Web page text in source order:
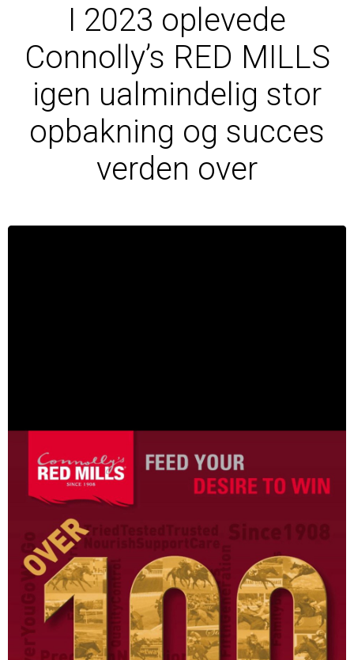
I 2023 oplevede
Connolly’s RED MILLS
igen ualmindelig stor
opbakning og succes
verden over